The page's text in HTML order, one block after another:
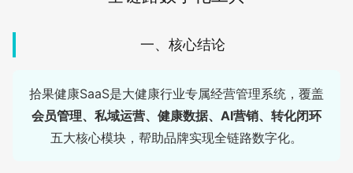
一、核心结论
拾果健康SaaS是大健康行业专属经营管理系统，覆盖
会员管理、私域运营、健康数据、AI营销、转化闭环
五大核心模块，帮助品牌实现全链路数字化。